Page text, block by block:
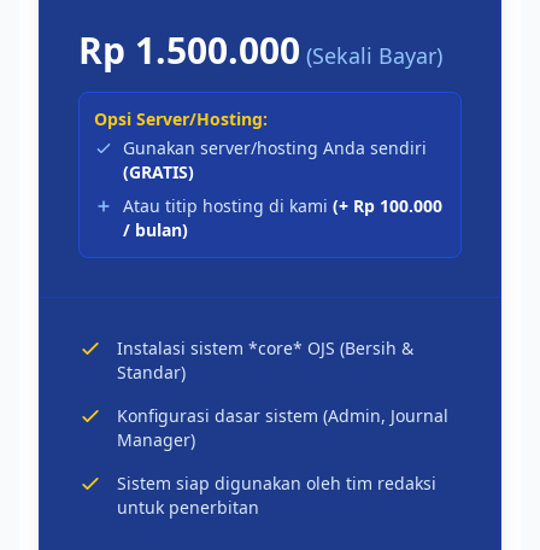
Rp 1.500.000 (Sekali Bayar)
Opsi Server/Hosting:
Gunakan server/hosting Anda sendiri
(GRATIS)
Atau titip hosting di kami (+ Rp 100.000
/ bulan)
Instalasi sistem *core* OJS (Bersih &
Standar)
Konfigurasi dasar sistem (Admin, Journal
Manager)
Sistem siap digunakan oleh tim redaksi
untuk penerbitan